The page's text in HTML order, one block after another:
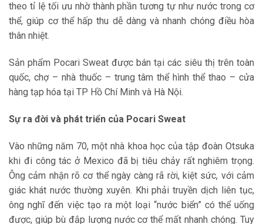
theo tỉ lệ tối ưu nhờ thành phần tương tự như nước trong cơ
thể, giúp cơ thể hấp thu dễ dàng và nhanh chóng điều hòa
thân nhiệt.
Sản phẩm Pocari Sweat được bán tại các siêu thị trên toàn
quốc, chợ – nhà thuốc – trung tâm thể hình thể thao – cửa
hàng tạp hóa tại TP Hồ Chí Minh và Hà Nội.
Sự ra đời và phát triển của Pocari Sweat
Vào những năm 70, một nhà khoa học của tập đoàn Otsuka
khi đi công tác ở Mexico đã bị tiêu chảy rất nghiêm trọng.
Ông cảm nhận rõ cơ thể ngày càng rã rời, kiệt sức, với cảm
giác khát nước thường xuyên. Khi phải truyền dịch liên tục,
ông nghĩ đến việc tạo ra một loại “nước biển” có thể uống
được, giúp bù đắp lượng nước cơ thể mất nhanh chóng. Tuy